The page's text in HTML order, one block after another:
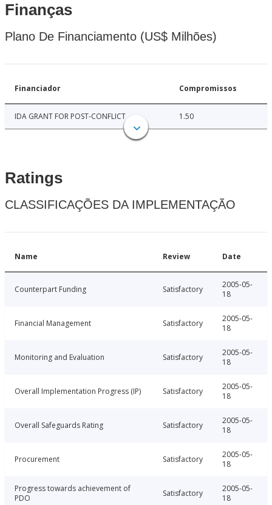
Finanças
Plano De Financiamento (US$ Milhões)
Financiador Compromissos
IDA GRANT FOR POST-CONFLICT 1.50
Ratings
CLASSIFICAÇÕES DA IMPLEMENTAÇÃO
Name Review Date
Counterpart Funding Satisfactory
2005-05-
18
Financial Management Satisfactory
2005-05-
18
Monitoring and Evaluation Satisfactory
2005-05-
18
Overall Implementation Progress (IP) Satisfactory
2005-05-
18
Overall Safeguards Rating Satisfactory
2005-05-
18
Procurement Satisfactory
2005-05-
18
Progress towards achievement of
PDO
Satisfactory
2005-05-
18